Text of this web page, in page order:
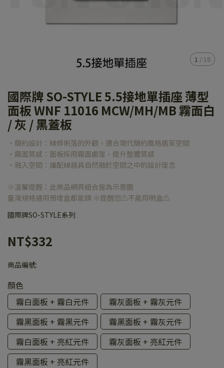
1 / 18
國際牌 SO-STYLE 5.5接地單插座 薄型
面板 WNF 11016 MCW/MH/MB 霧面白
/ 灰 / 黑蓋板
‧簡約設計：線條俐落的外觀，適合現代簡約風格居家空間
‧霧面質感：面板採用霧面處理，提升整體質感
‧融入空間：讓配線器具自然融於空間之中的設計理念
※溫馨提醒：此商品網頁組合皆為示意圖
臺灣規格通用預埋盒都能鎖 ※提醒您⚠️不能用明盒⚠️
國際牌SO-STYLE系列
NT$332
商品編號:
顏色
霧白面板 + 霧白元件
霧灰面板 + 霧灰元件
霧黑面板 + 霧黑元件
霧黑面板 + 霧灰元件
霧白面板 + 亮紅元件
霧灰面板 + 亮紅元件
霧黑面板 + 亮紅元件